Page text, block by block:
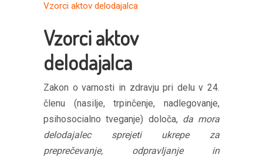
Vzorci aktov delodajalca
Vzorci aktov
delodajalca
Zakon o varnosti in zdravju pri delu v 24.
členu (nasilje, trpinčenje, nadlegovanje,
psihosocialno tveganje) določa, da mora
delodajalec sprejeti ukrepe za
preprečevanje, odpravljanje in